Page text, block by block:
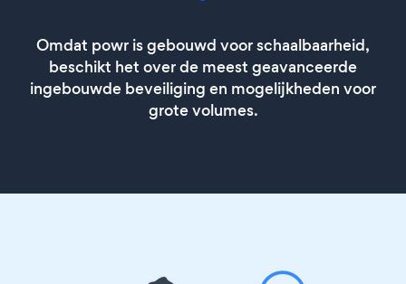
Omdat powr is gebouwd voor schaalbaarheid,
beschikt het over de meest geavanceerde
ingebouwde beveiliging en mogelijkheden voor
grote volumes.